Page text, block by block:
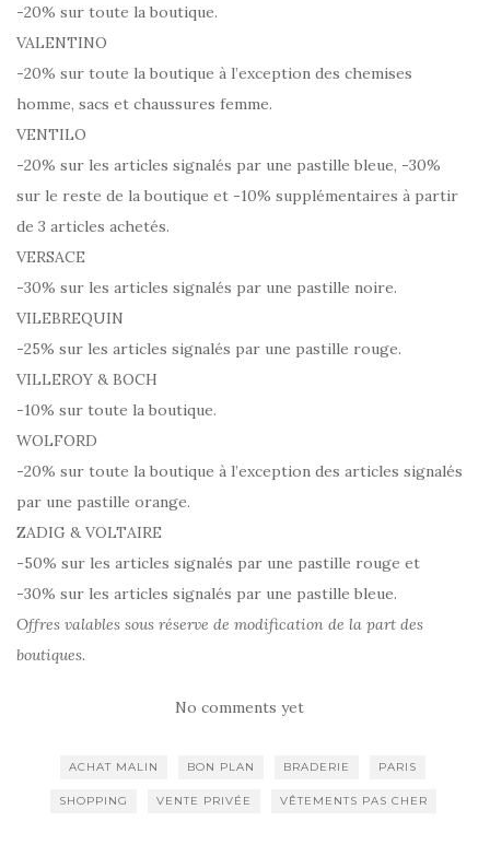
-20% sur toute la boutique.
VALENTINO
-20% sur toute la boutique à l’exception des chemises
homme, sacs et chaussures femme.
VENTILO
-20% sur les articles signalés par une pastille bleue, -30%
sur le reste de la boutique et -10% supplémentaires à partir
de 3 articles achetés.
VERSACE
-30% sur les articles signalés par une pastille noire.
VILEBREQUIN
-25% sur les articles signalés par une pastille rouge.
VILLEROY & BOCH
-10% sur toute la boutique.
WOLFORD
-20% sur toute la boutique à l’exception des articles signalés
par une pastille orange.
ZADIG & VOLTAIRE
-50% sur les articles signalés par une pastille rouge et
-30% sur les articles signalés par une pastille bleue.
Offres valables sous réserve de modification de la part des
boutiques.
No comments yet
ACHAT MALIN BON PLAN BRADERIE PARIS
SHOPPING VENTE PRIVÉE VÊTEMENTS PAS CHER